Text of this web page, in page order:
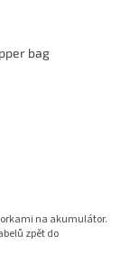
bag
na akumulátor.
zpět do